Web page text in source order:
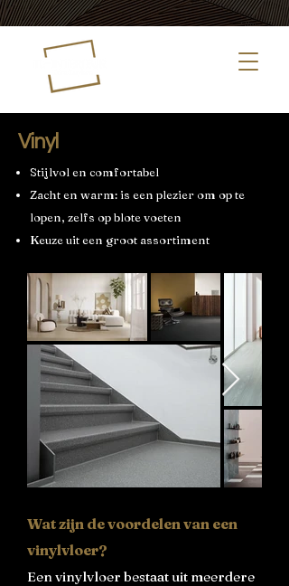
Vinyl
Stijlvol en comfortabel
Zacht en warm: is een plezier om op te
lopen, zelfs op blote voeten
Keuze uit een groot assortiment
Wat zijn de voordelen van een
vinylvloer?
Een vinylvloer bestaat uit meerdere